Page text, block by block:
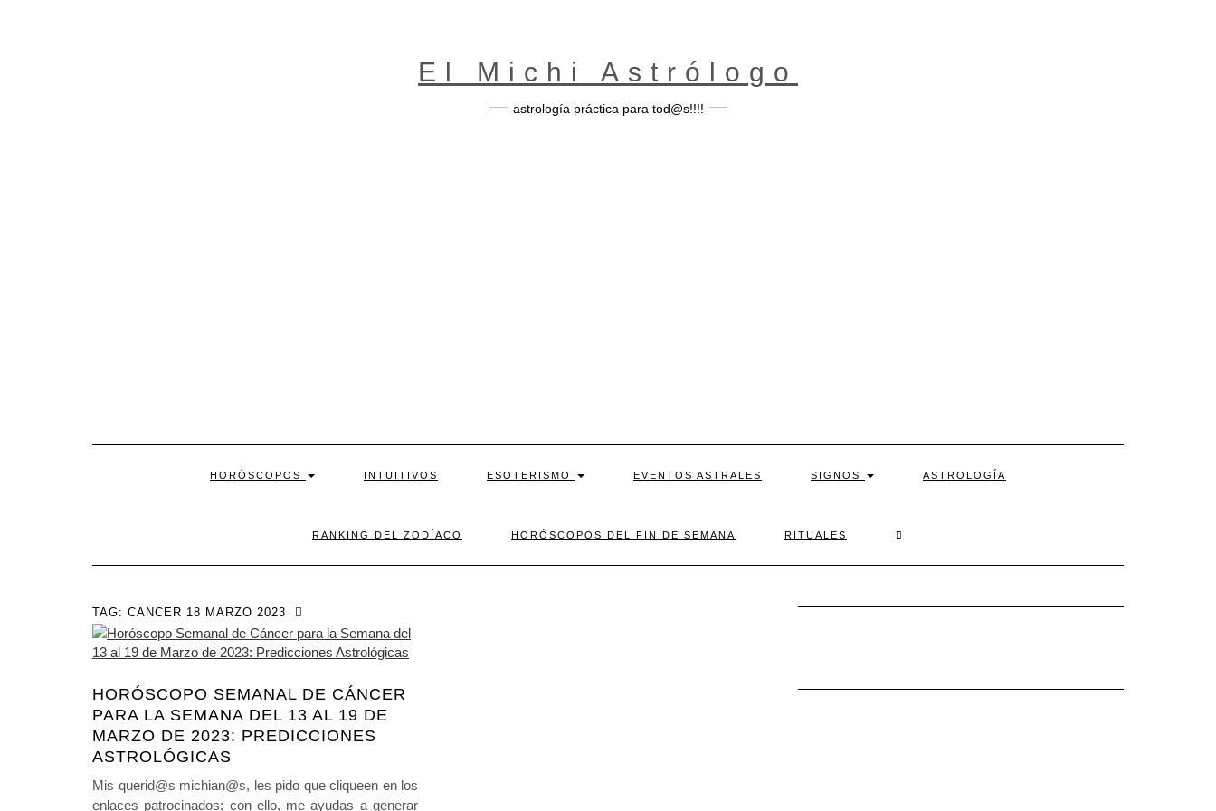
El Michi Astrólogo
astrología práctica para tod@s!!!!
HORÓSCOPOS INTUITIVOS ESOTERISMO EVENTOS ASTRALES SIGNOS ASTROLOGÍA
RANKING DEL ZODÍACO HORÓSCOPOS DEL FIN DE SEMANA RITUALES
TAG: CANCER 18 MARZO 2023
HORÓSCOPO SEMANAL DE CÁNCER
PARA LA SEMANA DEL 13 AL 19 DE
MARZO DE 2023: PREDICCIONES
ASTROLÓGICAS
Mis querid@s michian@s, les pido que cliqueen en los
enlaces patrocinados; con ello, me ayudas a generar